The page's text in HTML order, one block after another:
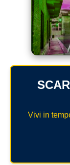
Vivi in